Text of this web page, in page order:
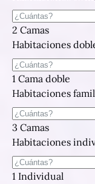
2 Camas
Habitaciones
1 Cama doble
Habitaciones
3 Camas
Habitaciones
1 Individual